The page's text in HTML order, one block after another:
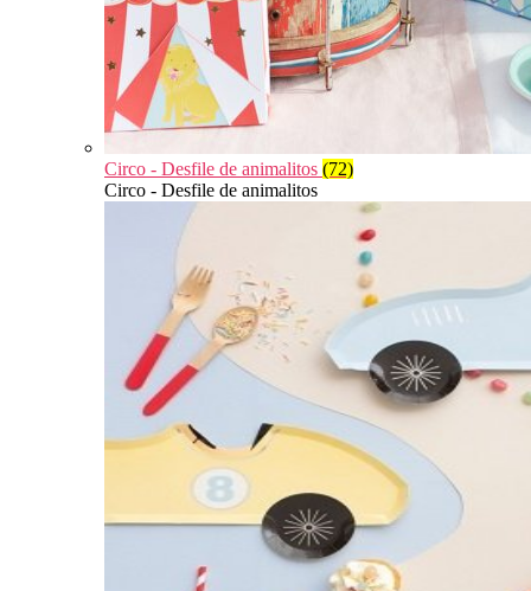
Circo - Desfile de animalitos (72)
Circo - Desfile de animalitos